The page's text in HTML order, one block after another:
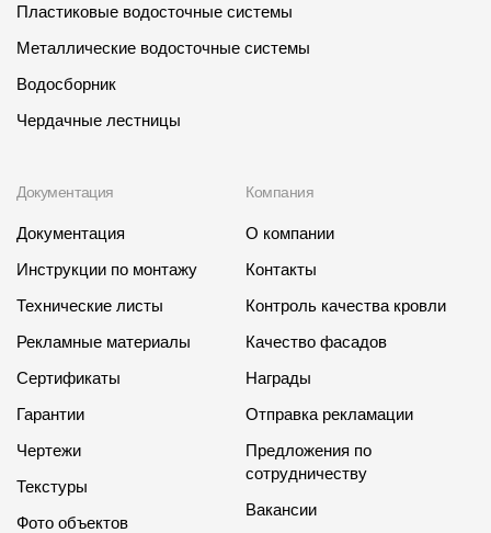
Пластиковые водосточные системы
Металлические водосточные системы
Водосборник
Чердачные лестницы
Документация
Документация
Инструкции по монтажу
Технические листы
Рекламные материалы
Сертификаты
Гарантии
Чертежи
Текстуры
Фото объектов
Компания
О компании
Контакты
Контроль качества кровли
Качество фасадов
Награды
Отправка рекламации
Предложения по
сотрудничеству
Вакансии